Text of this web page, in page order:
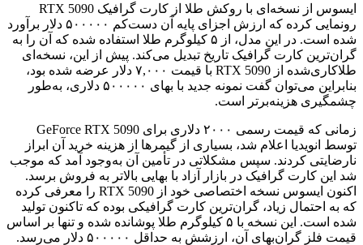
ایسوس از نسخه‌ای با روکش طلا از کارت گرافیک RTX 5090
رونمایی کرده که ارزش اجزای پایه آن دست‌کم ۵۰۰۰۰۰ دلار برآورد
شده است. در این مدل، از ۵ کیلوگرم طلا استفاده شده که آن را به
گران‌ترین کارت گرافیک تاریخ تبدیل می‌کند. پیش از این، نسخه‌ای
طلاکاری‌شده از RTX 5090 با قیمت ۷,۰۰۰ دلار عرضه شده بود،
بنابراین می‌توان گفت نمونه جدید با بهای ۵۰۰۰۰۰ دلاری، به‌طور
چشمگیری هزینه‌برتر است.
زمانی که قیمت رسمی ۲۰۰۰ دلاری برای GeForce RTX 5090
توسط انویدیا اعلام شد، بسیاری از گیمرها از هزینه خرید آن ابراز
نارضایتی کردند. سپس مشکلاتی در تأمین آن به‌وجود آمد که موجب
شد این کارت گرافیک در بازار آزاد با بهایی بالاتر به فروش برسد.
اکنون ایسوس نسخه اختصاصی خود از RTX 5090 را معرفی کرده
که به احتمال زیاد، گران‌ترین کارت گرافیکی بوده که تاکنون تولید
شده است. این نسخه با ۵ کیلوگرم طلا پوشانده شده و تنها بر اساس
قیمت فلز گران‌بهای آن، ارزشش به حداقل ۵۰۰۰۰۰ دلار می‌رسد.